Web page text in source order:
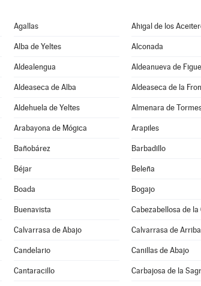
Agallas Ahigal de los
Alba de Yeltes Alconada
Aldealengua Aldeanueva de
Aldeaseca de Alba Aldeaseca de la
Aldehuela de Yeltes Almenara de
Arabayona de Mógica Arapiles
Bañobárez Barbadillo
Béjar Beleña
Boada Bogajo
Buenavista Cabezabellosa de la
Calvarrasa de Abajo Calvarrasa de Arriba
Candelario Canillas de Abajo
Cantaracillo Carbajosa de la